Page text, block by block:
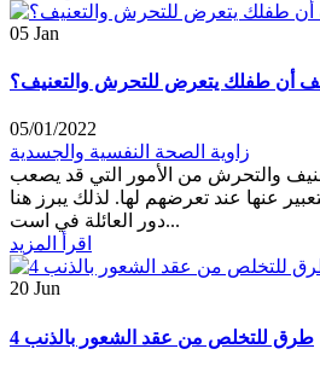
05 Jan
أن طفلك يتعرض للتحرش والتعنيف؟
05/01/2022
زاوية الصحة النفسية والجسدية
والتحرش من الأمور التي قد يصعب
عنها عند تعرضهم لها. لذلك يبرز هنا
دور العائلة في است...
اقرأ المزيد
20 Jun
4 طرق للتخلص من عقد الشعور بالذنب